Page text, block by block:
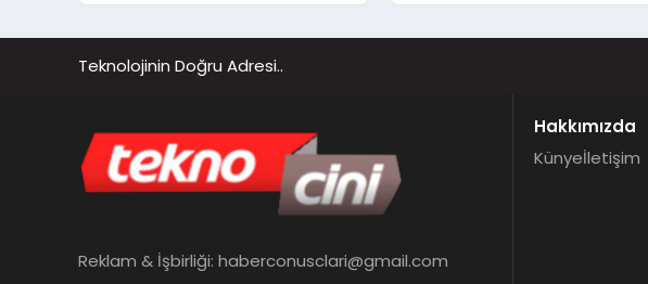
Teknolojinin Doğru Adresi..
Reklam & İşbirliği: haberconusclari@gmail.com
Hakkımızda
Künyeİletişim